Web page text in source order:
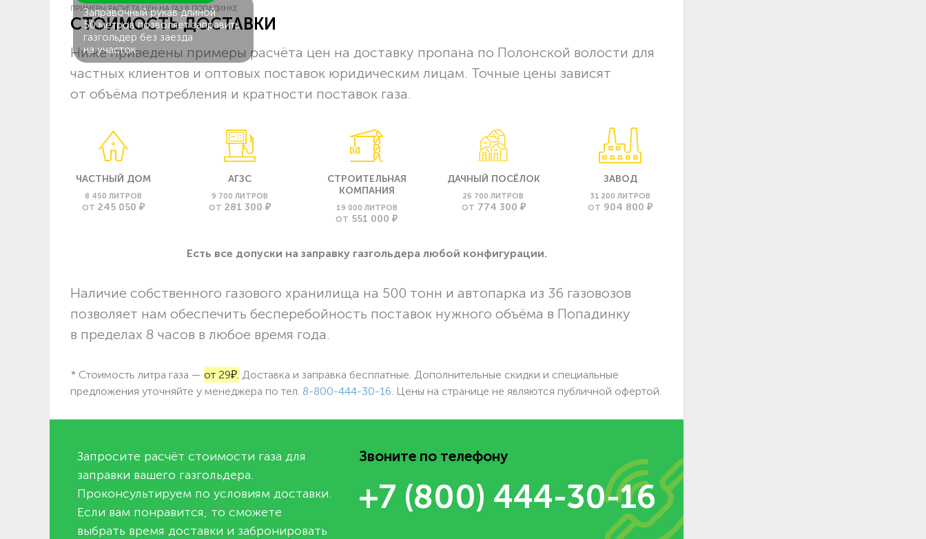
Заправочный рукав длиной
50 метров позволяет заправить
газгольдер без заезда
на участок.
ПРИМЕРЫ РАСЧЁТА ЦЕН НА ГАЗ В ПОПАДИНКЕ
СТОИМОСТЬ ДОСТАВКИ
Ниже приведены примеры расчёта цен на доставку пропана по Полонской волости для
частных клиентов и оптовых поставок юридическим лицам. Точные цены зависят
от объёма потребления и кратности поставок газа.
ЧАСТНЫЙ ДОМ
8 450 ЛИТРОВ
ОТ 245 050 ₽
АГЗС
9 700 ЛИТРОВ
ОТ 281 300 ₽
СТРОИТЕЛЬНАЯ
КОМПАНИЯ
19 000 ЛИТРОВ
ОТ 551 000 ₽
ДАЧНЫЙ ПОСЁЛОК
26 700 ЛИТРОВ
ОТ 774 300 ₽
ЗАВОД
31 200 ЛИТРОВ
ОТ 904 800 ₽
Есть все допуски нa заправку газгольдера любой конфигурации.
Наличие собственного газового хранилища на 500 тонн и автопарка из 36 газовозов
позволяет нам обеспечить бесперебойность поставок нужного объёма в Попадинку
в пределах 8 часов в любое время года.
* Стоимость литра газа — от 29₽. Доставка и заправка бесплатные. Дополнительные скидки и специальные
предложения уточняйте у менеджера по тел. 8-800-444-30-16 . Цены на странице не являются публичной офертой.
Запросите расчёт стоимости газа для
заправки вашего газгольдера.
Проконсультируем по условиям доставки.
Если вам понравится, то сможете
выбрать время доставки и забронировать
Звоните по телефону
+7 (800) 444-30-16